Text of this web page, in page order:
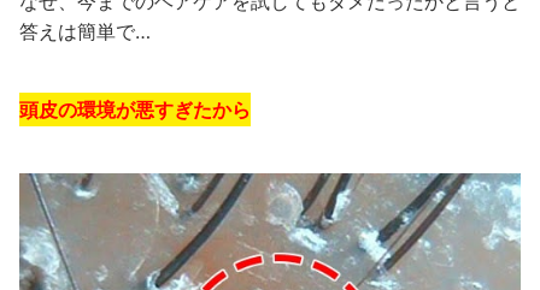
答えは簡単で…
頭皮の環境が悪すぎたから